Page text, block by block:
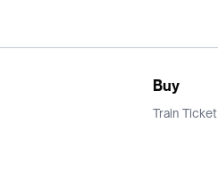
Buy
Train Ticket